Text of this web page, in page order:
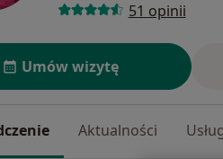
51 opinii
Umów wizytę
Aktualności